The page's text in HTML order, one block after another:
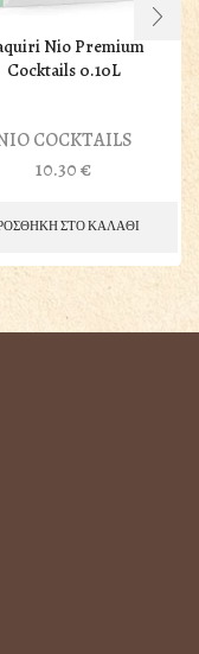
Nio Premium
Cocktails 0.10L
COCKTAILS
10.30€
ΣΤΟ ΚΑΛΑΘΙ